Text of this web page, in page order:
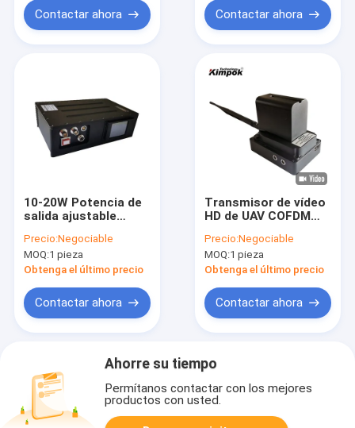
60fps
Contactar ahora Contactar ahora
10-20W Potencia de
salida ajustable
receptor de video de
drones inalámbricos
de largo alcance para
versátiles
Precio:Negociable
MOQ:1 pieza
Obtenga el último precio
Contactar ahora
Transmisor de vídeo
HD de UAV COFDM
AES y intervalo de
vigilancia 1/32
Precio:Negociable
MOQ:1 pieza
Obtenga el último precio
Contactar ahora
Ahorre su tiempo
Permítanos contactar con los mejores
productos con usted.